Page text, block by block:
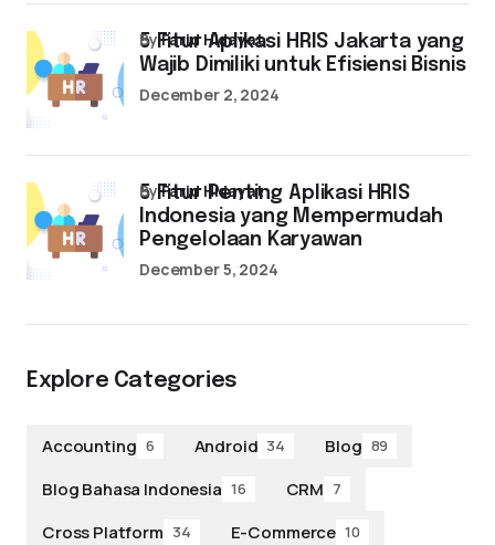
5 Fitur Aplikasi HRIS Jakarta yang
Wajib Dimiliki untuk Efisiensi Bisnis
byFarid Hidayat
December 2, 2024
5 Fitur Penting Aplikasi HRIS
Indonesia yang Mempermudah
Pengelolaan Karyawan
byFarid Hidayat
December 5, 2024
Explore Categories
Accounting 6 Android 34 Blog 89
Blog Bahasa Indonesia 16 CRM 7
Cross Platform 34 E-Commerce 10